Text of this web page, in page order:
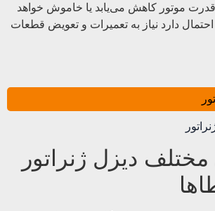
قدرت موتور کاهش می‌یابد یا خاموش خواهد
دارد نیاز به تعمیرات و تعویض قطعات
دیزل ژنراتور